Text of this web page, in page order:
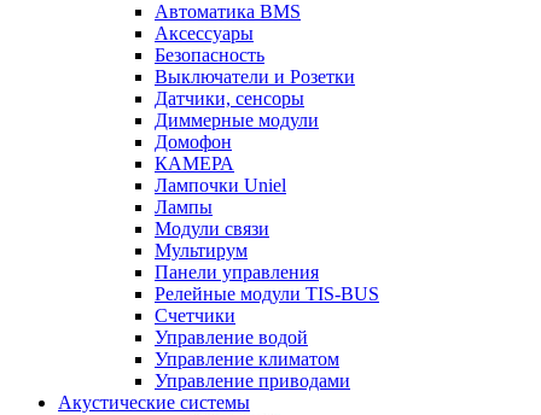
Автоматика BMS
Аксессуары
Безопасность
Выключатели и Розетки
Датчики, сенсоры
Диммерные модули
Домофон
КАМЕРА
Лампочки Uniel
Лампы
Модули связи
Мультирум
Панели управления
Релейные модули TIS-BUS
Счетчики
Управление водой
Управление климатом
Управление приводами
Акустические системы